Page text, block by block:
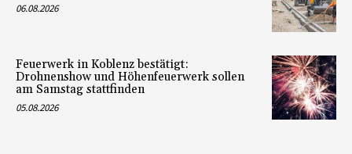
06.08.2026
Feuerwerk in Koblenz bestätigt:
Drohnenshow und Höhenfeuerwerk sollen
am Samstag stattfinden
05.08.2026